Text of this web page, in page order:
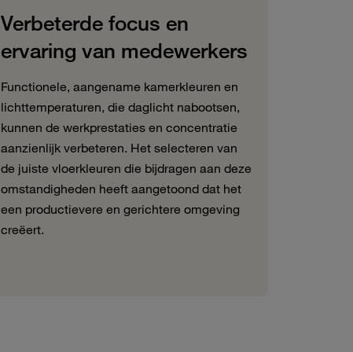
Verbeterde focus en
ervaring van medewerkers
Functionele, aangename kamerkleuren en
lichttemperaturen, die daglicht nabootsen,
kunnen de werkprestaties en concentratie
aanzienlijk verbeteren. Het selecteren van
de juiste vloerkleuren die bijdragen aan deze
omstandigheden heeft aangetoond dat het
een productievere en gerichtere omgeving
creëert.